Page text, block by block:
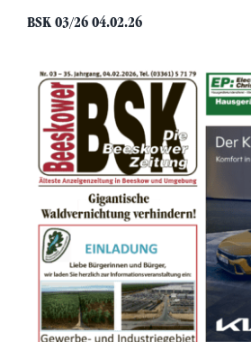
BSK 03/26 04.02.26